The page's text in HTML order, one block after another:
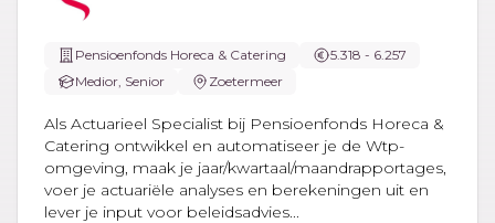
Pensioenfonds Horeca & Catering
5.318 - 6.257
Medior, Senior
Zoetermeer
Als Actuarieel Specialist bij Pensioenfonds Horeca &
Catering ontwikkel en automatiseer je de Wtp-
omgeving, maak je jaar/kwartaal/maandrapportages,
voer je actuariële analyses en berekeningen uit en
lever je input voor beleidsadvies...